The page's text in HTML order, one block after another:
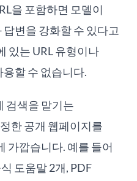
을 포함하면 모델이
변을 강화할 수 있다고
있는 URL 유형이나
할 수 없습니다.
검색을 맡기는
한 공개 웹페이지를
가깝습니다. 예를 들어
도움말 2개, PDF